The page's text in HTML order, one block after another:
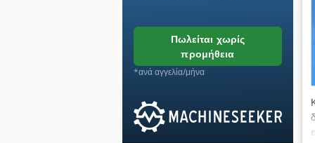
πωλείται χωρίς
προμήθεια
*ανά αγγελία/μήνα